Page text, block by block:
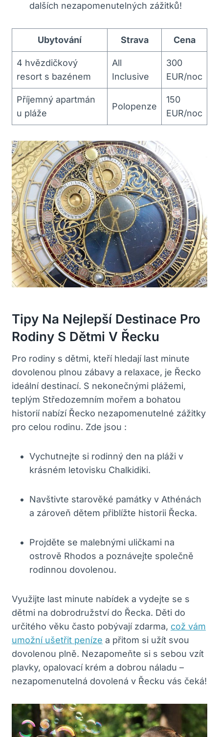
dalších nezapomenutelných zážitků!
Ubytování Strava Cena
4 hvězdičkový
resort s bazénem
All
Inclusive
300
EUR/noc
Příjemný apartmán
u pláže
Polopenze
150
EUR/noc
Tipy Na Nejlepší Destinace Pro
Rodiny S Dětmi V Řecku
Pro rodiny s dětmi, kteří hledají last minute
dovolenou plnou zábavy a relaxace, je Řecko
ideální destinací. S nekonečnými plážemi,
teplým Středozemním mořem a bohatou
historií nabízí Řecko nezapomenutelné zážitky
pro celou rodinu. Zde jsou :
Vychutnejte si rodinný den na pláži v
krásném letovisku Chalkidiki.
Navštivte starověké památky v Athénách
a zároveň dětem přiblížte historii Řecka.
Projděte se malebnými uličkami na
ostrově Rhodos a poznávejte společně
rodinnou dovolenou.
Využijte last minute nabídek a vydejte se s
dětmi na dobrodružství do Řecka. Děti do
určitého věku často pobývají zdarma, což vám
umožní ušetřit peníze a přitom si užít svou
dovolenou plně. Nezapomeňte si s sebou vzít
plavky, opalovací krém a dobrou náladu –
nezapomenutelná dovolená v Řecku vás čeká!